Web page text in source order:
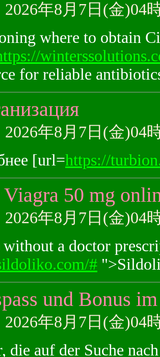
2026年8月7日(金)04
where to obtain
for reliable
2026年8月7日(金)04
[url=https://
Viagra 50 mg
2026年8月7日(金)04
a doctor
#
und Bonus
2026年8月7日(金)04
die auf der Suche